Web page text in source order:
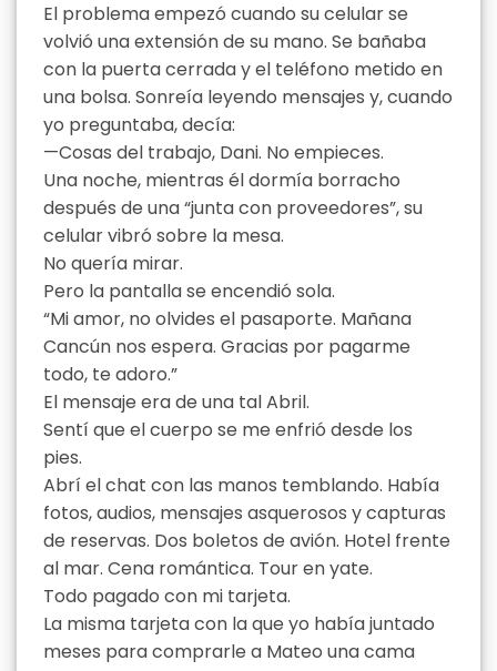
El problema empezó cuando su celular se
volvió una extensión de su mano. Se bañaba
con la puerta cerrada y el teléfono metido en
una bolsa. Sonreía leyendo mensajes y, cuando
yo preguntaba, decía:
—Cosas del trabajo, Dani. No empieces.
Una noche, mientras él dormía borracho
después de una “junta con proveedores”, su
celular vibró sobre la mesa.
No quería mirar.
Pero la pantalla se encendió sola.
“Mi amor, no olvides el pasaporte. Mañana
Cancún nos espera. Gracias por pagarme
todo, te adoro.”
El mensaje era de una tal Abril.
Sentí que el cuerpo se me enfrió desde los
pies.
Abrí el chat con las manos temblando. Había
fotos, audios, mensajes asquerosos y capturas
de reservas. Dos boletos de avión. Hotel frente
al mar. Cena romántica. Tour en yate.
Todo pagado con mi tarjeta.
La misma tarjeta con la que yo había juntado
meses para comprarle a Mateo una cama